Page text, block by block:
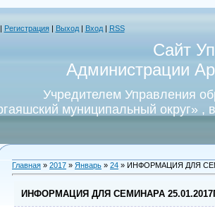
Регистрация Выход| Вход RSS
Сайт
Администрации
Учредителем Управления
муниципальный округ» ,
Главная » 2017 » Январь » 24 » ИНФОРМАЦИЯ ДЛЯ
ИНФОРМАЦИЯ ДЛЯ СЕМИНАРА